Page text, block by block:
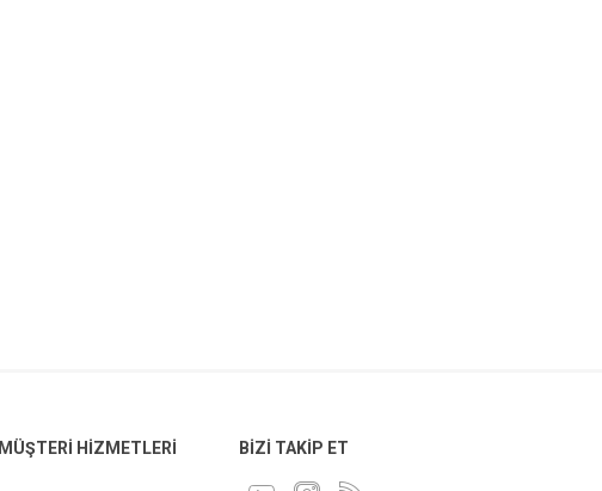
MÜŞTERI HIZMETLERI BIZI TAKIP ET